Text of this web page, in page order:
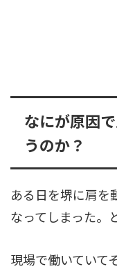
なにが原因
うのか？
ある日を堺に肩を
なってしまった。
現場で働いていて